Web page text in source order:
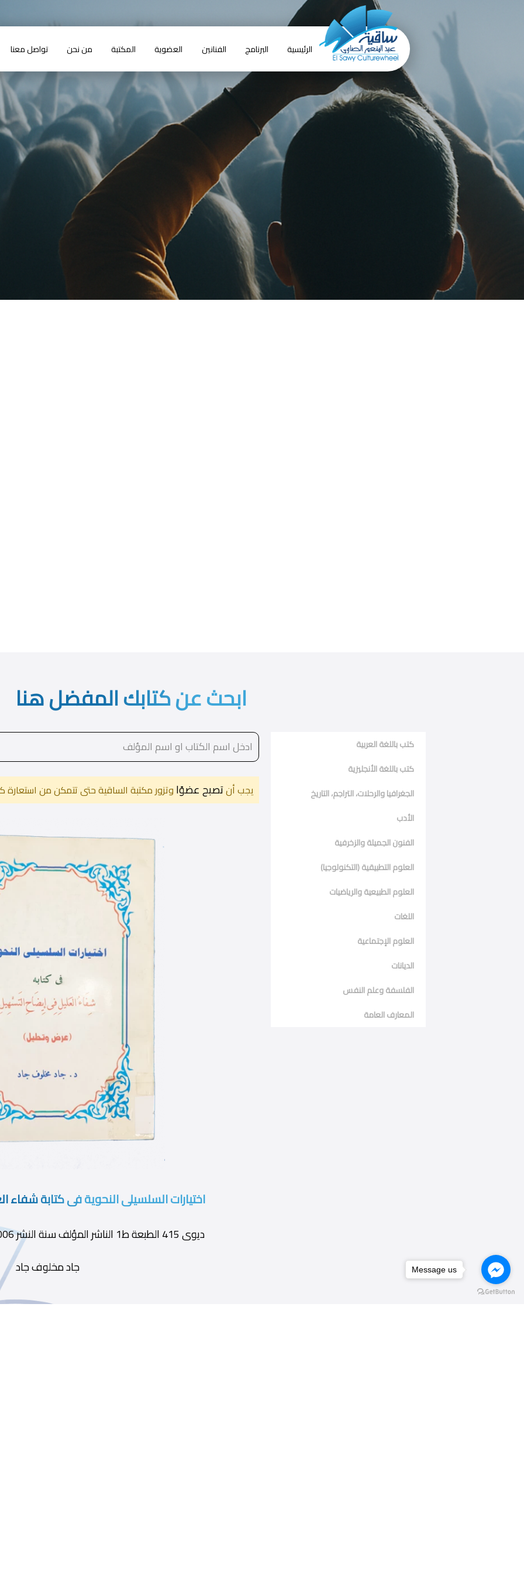
الرئيسية البرنامج الفنانين العضوية المكتبة من نحن تواصل معنا
ابحث عن كتابك المفضل هنا
كتب باللغة العربية
كتب باللغة الأنجليزية
الجغرافيا والرحلات، التراجم، التاريخ
الأدب
الفنون الجميلة والزخرفية
العلوم التطبيقية (التكنولوجيا)
العلوم الطبيعية والرياضيات
اللغات
العلوم الإجتماعية
الديانات
الفلسفة وعلم النفس
المعارف العامة
يجب أنتصبح عضوًا وتزور مكتبة الساقية حتى تتمكن من استعارة
اختيارات السلسيلى النحوية فى كتابة شفاء
ديوى 415 الطبعة ط1 الناشر المؤلف سنة النشر 2006 رقم الإيداع 2006/5051
جاد مخلوف جاد
Message us